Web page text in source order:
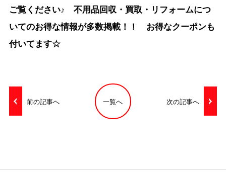
ご覧ください♪ 不用品回収・買取・リフォームにつ
いてのお得な情報が多数掲載！！ お得なクーポンも
付いてます☆
前の記事へ 一覧へ 次の記事へ